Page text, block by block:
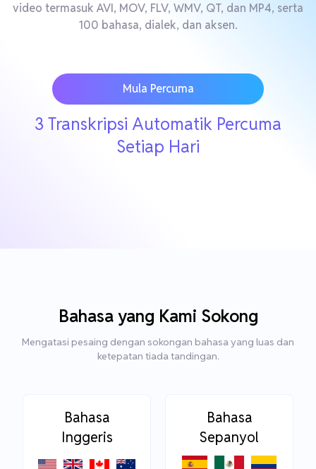
video termasuk AVI, MOV, FLV, WMV, QT, dan MP4, serta
100 bahasa, dialek, dan aksen.
Mula Percuma
3 Transkripsi Automatik Percuma
Setiap Hari
Bahasa yang Kami Sokong
Mengatasi pesaing dengan sokongan bahasa yang luas dan
ketepatan tiada tandingan.
Bahasa
Inggeris
Bahasa
Sepanyol